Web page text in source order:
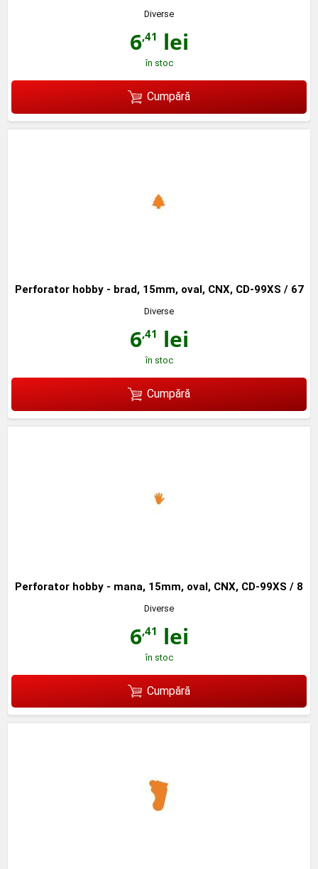
Diverse
6,41 lei
în stoc
Cumpără
Perforator hobby - brad, 15mm, oval, CNX, CD-99XS / 67
Diverse
6,41 lei
în stoc
Cumpără
Perforator hobby - mana, 15mm, oval, CNX, CD-99XS / 8
Diverse
6,41 lei
în stoc
Cumpără